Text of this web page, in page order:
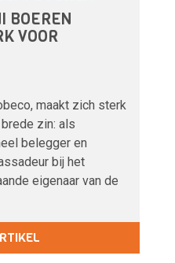
BOEREN
VOOR
maakt zich sterk
zin: als
belegger en
bij het
eigenaar van de